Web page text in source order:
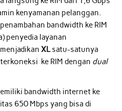
kenyamanan pelanggan.
bandwidth ke RIM
penyedia layanan
XLsatu-satunya
ke RIM dengan dual
bandwidth internet ke
650 Mbps yang bisa di